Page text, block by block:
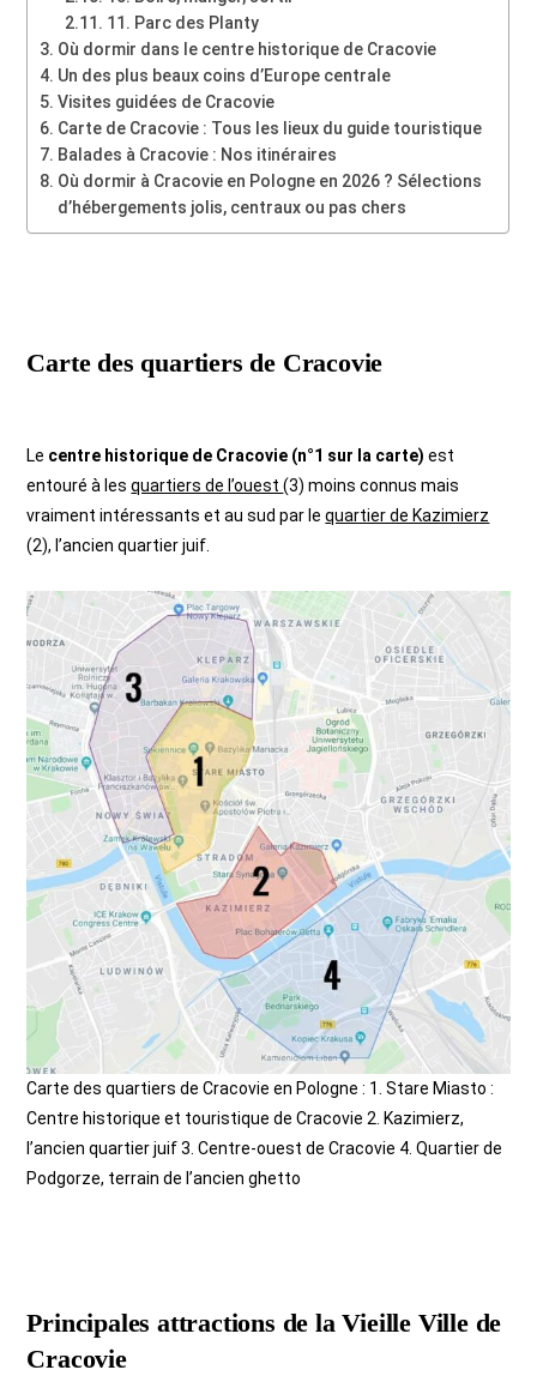
11. Parc des Planty
Où dormir dans le centre historique de Cracovie
Un des plus beaux coins d’Europe centrale
Visites guidées de Cracovie
Carte de Cracovie : Tous les lieux du guide touristique
Balades à Cracovie : Nos itinéraires
Où dormir à Cracovie en Pologne en 2026 ? Sélections
d’hébergements jolis, centraux ou pas chers
Carte des quartiers de Cracovie
Le centre historique de Cracovie (n°1 sur la carte) est
entouré à lesquartiers de l’ouest(3) moins connus mais
vraiment intéressants et au sud par lequartier de Kazimierz
(2), l’ancien quartier juif.
Carte des quartiers de Cracovie en Pologne : 1. Stare Miasto :
Centre historique et touristique de Cracovie 2. Kazimierz,
l’ancien quartier juif 3. Centre-ouest de Cracovie 4. Quartier de
Podgorze, terrain de l’ancien ghetto
Principales attractions de la Vieille Ville de
Cracovie